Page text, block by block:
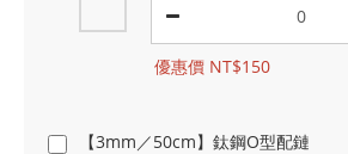
優惠價 NT$150
【3mm／50cm】鈦鋼O型配鏈